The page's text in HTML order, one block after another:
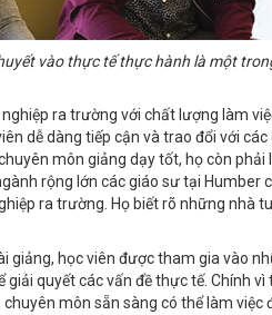
vào thực tế thực hành là một
ra trường với chất lượng làm
dễ dàng tiếp cận và trao đổi với
môn giảng dạy tốt, họ còn
rộng lớn các giáo sư tại
ra trường. Họ biết rõ những nhà
giảng, học viên được tham gia vào
giải quyết các vấn đề thực tế. Chính vì
môn sẵn sàng có thể làm việc